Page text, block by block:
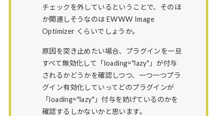
チェックを外しているということで、そのほ
か関連しそうなのは EWWW Image
Optimizer くらいでしょうか。
原因を突き止めたい場合、プラグインを一旦
すべて無効化して「loading="lazy"」が付与
されるかどうかを確認しつつ、一つ一つプラ
グイン有効化していってどのプラグインが
「loading="lazy"」付与を妨げているのかを
確認するしかないかと思います。